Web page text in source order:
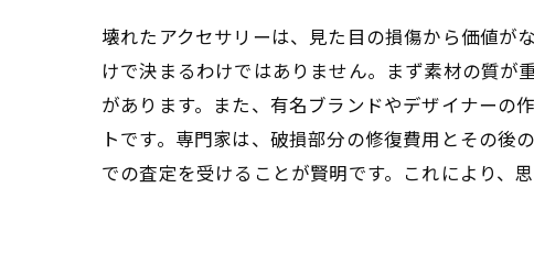
壊れたアクセサリーは、見た目の損傷から価値が
けで決まるわけではありません。まず素材の質が
があります。また、有名ブランドやデザイナーの
トです。専門家は、破損部分の修復費用とその
での査定を受けることが賢明です。これにより、